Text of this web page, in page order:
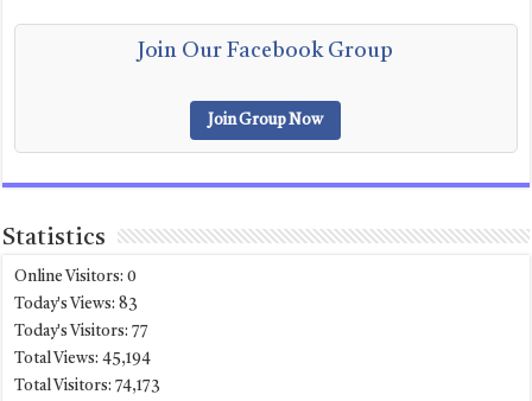
Join Our Facebook Group
Join Group Now
Statistics
Online Visitors:0
Today's Views:83
Today's Visitors:77
Total Views:45,194
Total Visitors:74,173